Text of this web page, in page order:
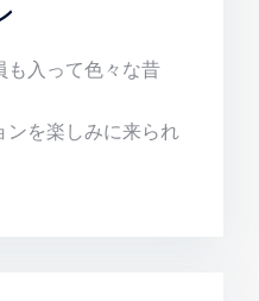
入って色々な昔
を楽しみに来られ